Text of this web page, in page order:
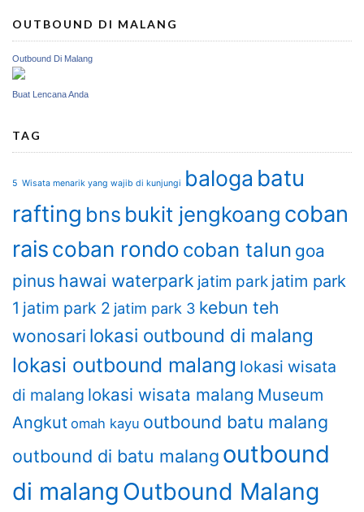
OUTBOUND DI MALANG
Outbound Di Malang
Buat Lencana Anda
TAG
5 Wisata menarik yang wajib di kunjungi baloga batu
rafting bns bukit jengkoang coban
raiscoban rondo coban talun goa
pinus hawai waterpark jatim park jatim park
1 jatim park 2 jatim park 3 kebun teh
wonosari lokasi outbound di malang
lokasi outbound malang lokasi wisata
di malang lokasi wisata malang Museum
Angkut omah kayu outbound batu malang
outbound di batu malang outbound
di malang Outbound Malang